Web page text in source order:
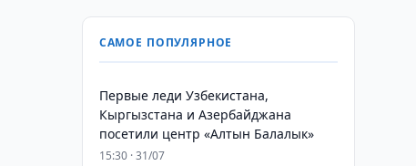
САМОЕ ПОПУЛЯРНОЕ
Первые леди Узбекистана,
Кыргызстана и Азербайджана
посетили центр «Алтын Балалык»
15:30 · 31/07